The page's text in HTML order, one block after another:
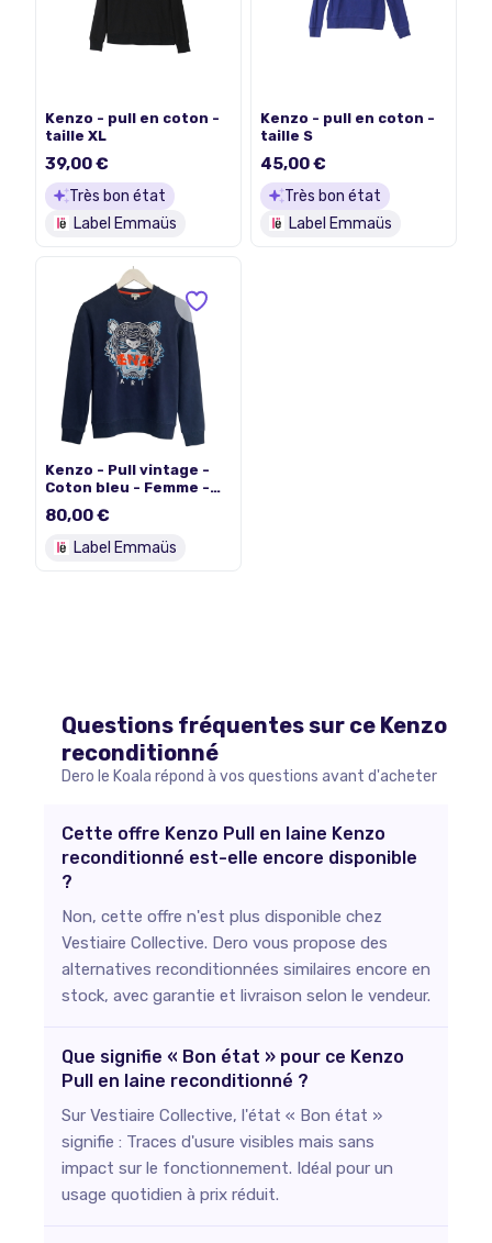
Kenzo - pull en coton -
taille XL
39,00 €
Très bon état
Label Emmaüs
Kenzo - pull en coton -
taille S
45,00 €
Très bon état
Label Emmaüs
Kenzo - Pull vintage -
Coton bleu - Femme -
80,00 €
Label Emmaüs
Questions fréquentes sur ce Kenzo
reconditionné
Dero le Koala répond à vos questions avant d'acheter
Cette offre Kenzo Pull en laine Kenzo
reconditionné est-elle encore disponible
?
Non, cette offre n'est plus disponible chez
Vestiaire Collective. Dero vous propose des
alternatives reconditionnées similaires encore en
stock, avec garantie et livraison selon le vendeur.
Que signifie « Bon état » pour ce Kenzo
Pull en laine reconditionné ?
Sur Vestiaire Collective, l'état « Bon état »
signifie : Traces d'usure visibles mais sans
impact sur le fonctionnement. Idéal pour un
usage quotidien à prix réduit.